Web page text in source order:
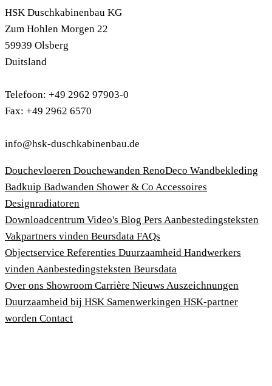
HSK Duschkabinenbau KG
Zum Hohlen Morgen 22
59939 Olsberg
Duitsland
Telefoon: +49 2962 97903-0
Fax: +49 2962 6570
info@hsk-duschkabinenbau.de
Douchevloeren Douchewanden RenoDeco Wandbekleding
Badkuip Badwanden Shower & Co Accessoires
Designradiatoren
Downloadcentrum Video's Blog Pers Aanbestedingsteksten
Vakpartners vinden Beursdata FAQs
Objectservice Referenties Duurzaamheid Handwerkers
vinden Aanbestedingsteksten Beursdata
Over ons Showroom Carrière Nieuws Auszeichnungen
Duurzaamheid bij HSK Samenwerkingen HSK-partner
worden Contact